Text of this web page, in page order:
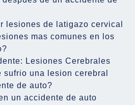
lesiones de latigazo cervical
mas comunes en los
Lesiones Cerebrales
sufrio una lesion cerebral
de auto?
un accidente de auto